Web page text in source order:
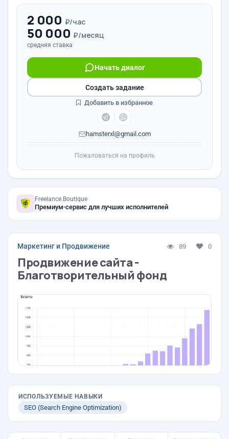
2 000 ₽/час
50 000 ₽/месяц
средняя ставка
Начать диалог
hamsterxl@gmail.com
Создать задание
Добавить в избранное
Пожаловаться на профиль
Freelance.Boutique
Премиум-сервис для лучших исполнителей
Маркетинг и Продвижение 89 0
Продвижение сайта -
Благотворительный фонд
ИСПОЛЬЗУЕМЫЕ НАВЫКИ
SEO (Search Engine Optimization)